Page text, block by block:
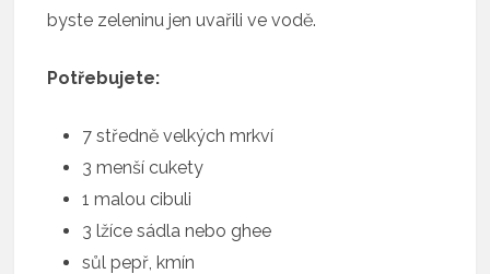
byste zeleninu jen uvařili ve vodě.
Potřebujete:
7 středně velkých mrkví
3 menší cukety
1 malou cibuli
3 lžíce sádla nebo ghee
sůl pepř, kmín